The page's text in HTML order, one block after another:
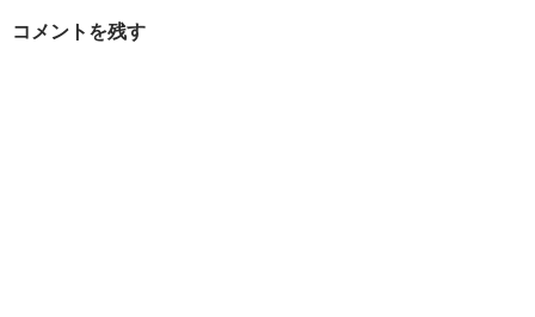
コメントを残す